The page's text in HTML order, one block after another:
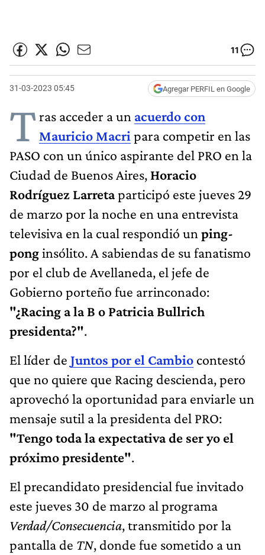
11
31-03-2023 05:45 Agregar PERFIL en Google
Tras acceder a un acuerdo con
Mauricio Macri para competir en las
PASO con un único aspirante del PRO en la
Ciudad de Buenos Aires, Horacio
Rodríguez Larretaparticipó este jueves 29
de marzo por la noche en una entrevista
televisiva en la cual respondió un ping-
ponginsólito. A sabiendas de su fanatismo
por el club de Avellaneda, el jefe de
Gobierno porteño fue arrinconado:
"¿Racing a la B o Patricia Bullrich
presidenta?".
El líder de Juntos por el Cambio contestó
que no quiere que Racing descienda, pero
aprovechó la oportunidad para enviarle un
mensaje sutil a la presidenta del PRO:
"Tengo toda la expectativa de ser yo el
próximo presidente".
El precandidato presidencial fue invitado
este jueves 30 de marzo al programa
Verdad/Consecuencia, transmitido por la
pantalla de TN, donde fue sometido a un